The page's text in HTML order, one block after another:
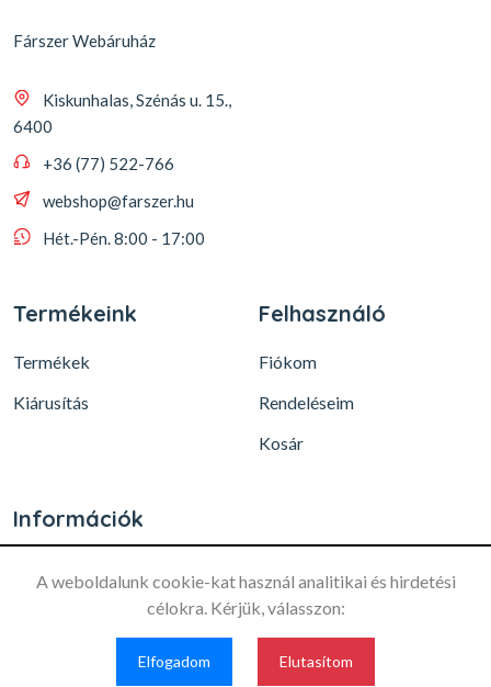
Ez a weboldal a felhasználói
élmény optimalizálása és a
érdekében sütiket használ.
Fárszer Webáruház
Kiskunhalas, Szénás u. 15.,
6400
+36 (77) 522-766
webshop@farszer.hu
Hét.-Pén. 8:00 - 17:00
Termékeink
Termékek
Kiárusítás
Felhasználó
Fiókom
Rendeléseim
Kosár
Információk
© 2026, All Rights reserved, Created byPlaveoo Development
A weboldalunk cookie-kat használ analitikai és hirdetési
célokra. Kérjük, válasszon:
Elfogadom Elutasítom